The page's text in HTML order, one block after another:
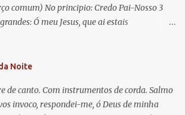
comum) No principio: Credo Pai-Nosso 3
Ó meu Jesus, que ai estais
pequenas: Sacramento de Amor!
Vossa força, Vosso perdão e a Vossa
3 vezes: Louvores e graças se deem a
Noite
de canto. Com instrumentos de corda. Salmo
invoco, respondei-me, ó Deus de minha